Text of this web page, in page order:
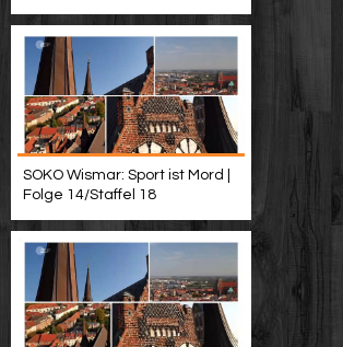
SOKO Wismar: Sport ist Mord |
Folge 14/Staffel 18